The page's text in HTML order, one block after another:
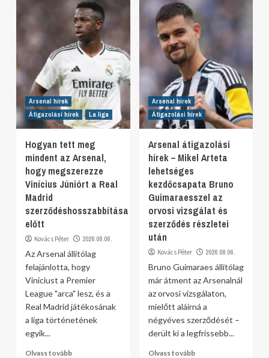
Arsenal hírek
Átigazolási hírek
La liga
Hogyan tett meg
mindent az Arsenal,
hogy megszerezze
Vinícius Júniórt a Real
Madrid
szerződéshosszabbítása
előtt
Kovács Péter 2026.08.06.
Az Arsenal állítólag
felajánlotta, hogy
Viníciust a Premier
League "arca" lesz, és a
Real Madrid játékosának
a liga történetének
egyik...
Olvass tovább
Arsenal hírek
Átigazolási hírek
Arsenal átigazolási
hírek – Mikel Arteta
lehetséges
kezdőcsapata Bruno
Guimaraesszel az
orvosi vizsgálat és
szerződés részletei
után
Kovács Péter 2026.08.06.
Bruno Guimaraes állítólag
már átment az Arsenalnál
az orvosi vizsgálaton,
mielőtt aláírná a
négyéves szerződését –
derült ki a legfrissebb...
Olvass tovább